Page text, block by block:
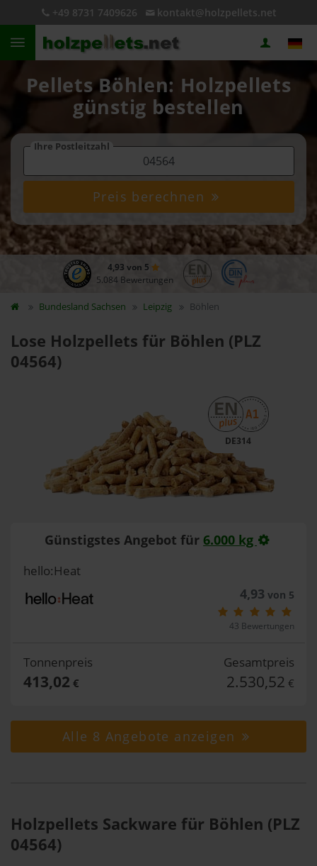
+49 8731 7409626 kontakt@holzpellets.net
Pellets Böhlen: Holzpellets
günstig bestellen
Ihre Postleitzahl
Preis berechnen
4,93 von 5
5.084 Bewertungen
Bundesland Sachsen Leipzig Böhlen
Lose Holzpellets für Böhlen (PLZ
04564)
DE314
Günstigstes Angebot für 6.000 kg
hello:Heat
4,93 von 5
43 Bewertungen
Tonnenpreis
413,02 €
Gesamtpreis
2.530,52 €
Alle 8 Angebote anzeigen
Holzpellets Sackware für Böhlen (PLZ
04564)